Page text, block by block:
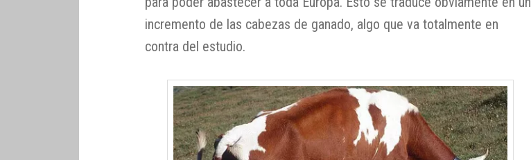
incremento de las cabezas de ganado, algo que va totalmente en
contra del estudio.